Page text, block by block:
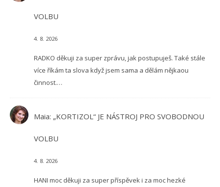
VOLBU
4. 8. 2026
RADKO děkuji za super zprávu, jak postupuješ. Také stále
více říkám ta slova když jsem sama a dělám nějkaou
činnost.…
Maia: „KORTIZOL“ JE NÁSTROJ PRO SVOBODNOU
VOLBU
4. 8. 2026
HANI moc děkuji za super příspěvek i za moc hezké